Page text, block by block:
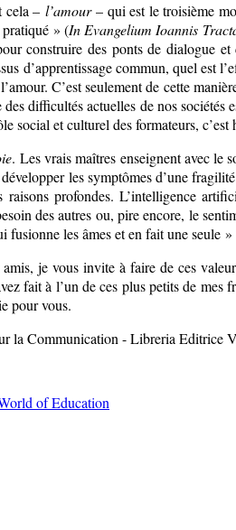
cela – l’amour– qui est le troisième
» (In Evangelium Ioannis
construire des ponts de dialogue
d’apprentissage commun, quel est
C’est seulement de cette
des difficultés actuelles de nos
social et culturel des formateurs,
. Les vrais maîtres enseignent avec le
les symptômes d’une
profondes. L’intelligence
des autres ou, pire encore, le
fusionne les âmes et en fait une seule
amis, je vous invite à faire de ces
fait à l’un de ces plus petits de mes
pour vous.
la Communication - Libreria Editrice
of Education